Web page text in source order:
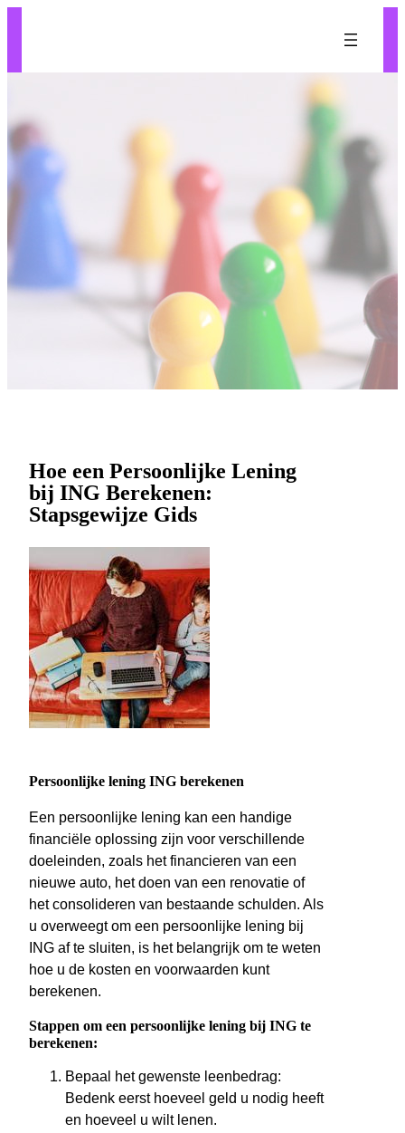
Hoe een Persoonlijke Lening
bij ING Berekenen:
Stapsgewijze Gids
Persoonlijke lening ING berekenen
Een persoonlijke lening kan een handige
financiële oplossing zijn voor verschillende
doeleinden, zoals het financieren van een
nieuwe auto, het doen van een renovatie of
het consolideren van bestaande schulden. Als
u overweegt om een persoonlijke lening bij
ING af te sluiten, is het belangrijk om te weten
hoe u de kosten en voorwaarden kunt
berekenen.
Stappen om een persoonlijke lening bij ING te
berekenen:
Bepaal het gewenste leenbedrag:
Bedenk eerst hoeveel geld u nodig heeft
en hoeveel u wilt lenen.